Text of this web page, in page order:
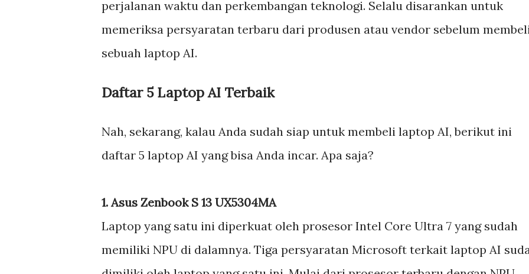
perjalanan waktu dan perkembangan teknologi. Selalu disarankan untuk
memeriksa persyaratan terbaru dari produsen atau vendor sebelum
sebuah laptop AI.
Daftar 5 Laptop AI Terbaik
Nah, sekarang, kalau Anda sudah siap untuk membeli laptop AI, berikut ini
daftar 5 laptop AI yang bisa Anda incar. Apa saja?
1. Asus Zenbook S 13 UX5304MA
Laptop yang satu ini diperkuat oleh prosesor Intel Core Ultra 7 yang sudah
memiliki NPU di dalamnya. Tiga persyaratan Microsoft terkait laptop AI